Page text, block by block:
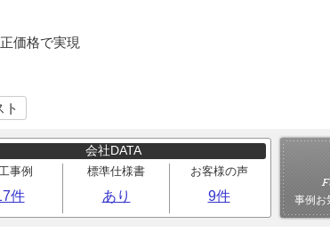
価格で実現
ト
会社DATA
事例
件
標準仕様書
あり
お客様の声
9件 事例お